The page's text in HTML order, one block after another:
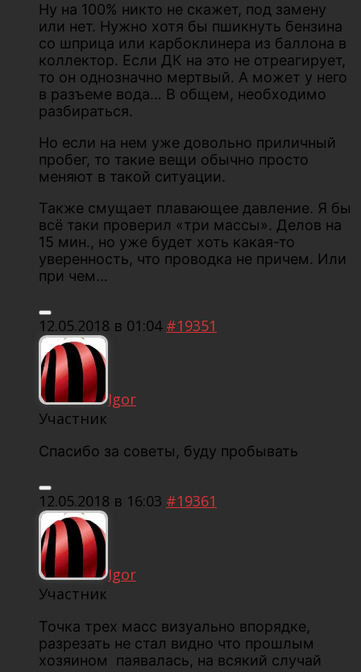
Ну на 100% никто не скажет, под замену
или нет. Нужно хотя бы пшикнуть бензина
со шприца или карбоклинера из баллона в
коллектор. Если ДК на это не отреагирует,
то он однозначно мертвый. А может у него
в разъеме вода… В общем, необходимо
разбираться.
Но если на нем уже довольно приличный
пробег, то такие вещи обычно просто
меняют в такой ситуации.
Также смущает плавающее давление. Я бы
всё таки проверил «три массы». Делов на
15 мин., но уже будет хоть какая-то
уверенность, что проводка не причем. Или
при чем…
12.05.2018 в 01:04 #19351
Igor
Участник
Спасибо за советы, буду пробывать
12.05.2018 в 16:03 #19361
Igor
Участник
Точка трех масс визуально впорядке,
разрезать не стал видно что прошлым
хозяином паявалась, на всякий случай